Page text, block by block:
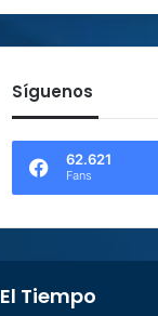
Síguenos
62.621
Fans
El Tiempo